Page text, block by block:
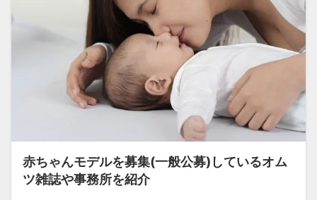
赤ちゃんモデルを募集(一般公募)しているオム
ツ雑誌や事務所を紹介